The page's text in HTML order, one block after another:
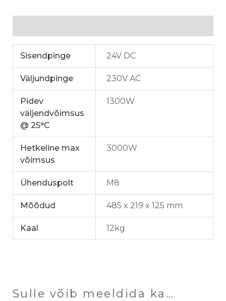
Sisendpinge 24V DC
Väljundpinge 230V AC
Pidev
väljendvõimsus
@ 25°C
1300W
Hetkeline max
võimsus
3000W
Ühenduspolt M8
Mõõdud 485 x 219 x 125 mm
Kaal 12kg
Sulle võib meeldida ka…